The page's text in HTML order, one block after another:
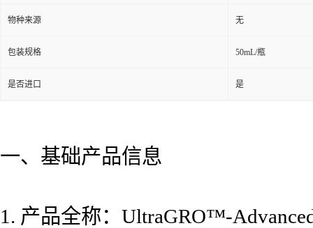
物种来源 无
包装规格 50mL/瓶
是否进口 是
一、基础产品信息
1. 产品全称：UltraGRO™-